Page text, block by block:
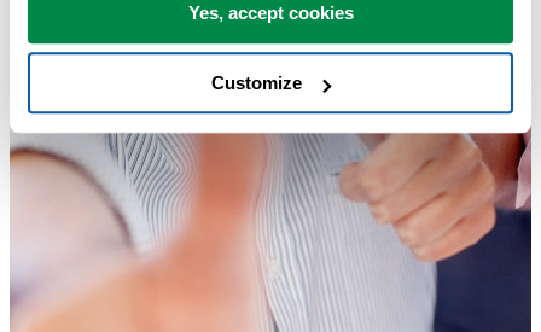
Yes, accept cookies
Customize